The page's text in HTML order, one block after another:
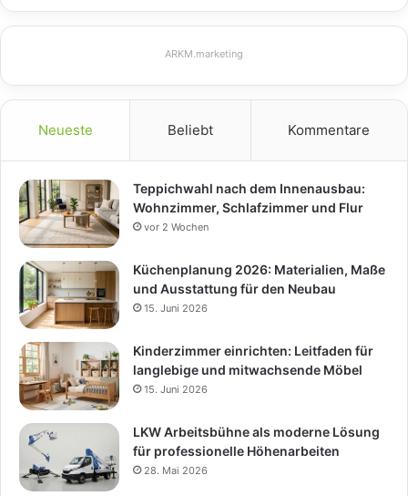
ARKM.marketing
Neueste Beliebt Kommentare
Teppichwahl nach dem Innenausbau:
Wohnzimmer, Schlafzimmer und Flur
vor 2 Wochen
Küchenplanung 2026: Materialien, Maße
und Ausstattung für den Neubau
15. Juni 2026
Kinderzimmer einrichten: Leitfaden für
langlebige und mitwachsende Möbel
15. Juni 2026
LKW Arbeitsbühne als moderne Lösung
für professionelle Höhenarbeiten
28. Mai 2026